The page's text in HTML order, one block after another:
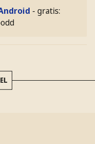
- gratis: